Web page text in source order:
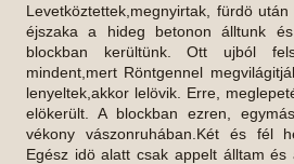
Levetköztettek,megnyirtak, fürdö
éjszaka a hideg betonon álltunk
blockban kerültünk. Ott ujból
mindent,mert Röntgennel
lenyeltek,akkor lelövik. Erre,
elökerült. A blockban ezren,
vékony vászonruhában.Két és fél
Egész idö alatt csak appelt álltam